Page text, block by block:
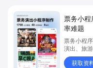
票务小程
率难题
票务小程
演出、旅
售渠道、
“票务小程
获取资